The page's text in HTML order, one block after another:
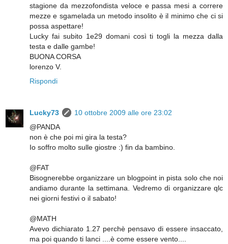
stagione da mezzofondista veloce e passa mesi a correre
mezze e sgamelada un metodo insolito è il minimo che ci si
possa aspettare!
Lucky fai subito 1e29 domani così ti togli la mezza dalla
testa e dalle gambe!
BUONA CORSA
lorenzo V.
Rispondi
Lucky73
10 ottobre 2009 alle ore 23:02
@PANDA
non è che poi mi gira la testa?
Io soffro molto sulle giostre :) fin da bambino.
@FAT
Bisognerebbe organizzare un blogpoint in pista solo che noi
andiamo durante la settimana. Vedremo di organizzare qlc
nei giorni festivi o il sabato!
@MATH
Avevo dichiarato 1.27 perchè pensavo di essere insaccato,
ma poi quando ti lanci ....è come essere vento....